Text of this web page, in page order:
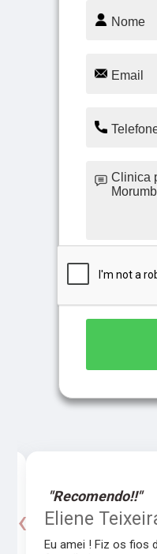
"Recomendo!!"
Eliene
Eu amei ! Fiz os fios
‹